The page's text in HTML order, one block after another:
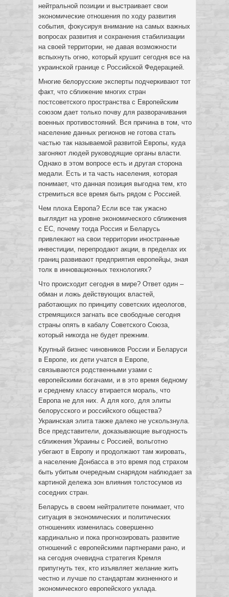
нейтральной позиции и выстраивает свои
экономические отношения по ходу развития
события, фокусируя внимание на самых важных
вопросах развития и сохранения стабилизации
на своей территории, не давая возможности
вспыхнуть огню, который крушит сегодня все на
украинской границе с Российской Федерацией.
Многие белорусские эксперты подчеркивают тот
факт, что сближение многих стран
постсоветского пространства с Европейским
союзом дает только почву для разворачивания
военных противостояний. Вся причина в том, что
население данных регионов не готова стать
частью так называемой развитой Европы, куда
загоняют людей руководящие органы власти.
Однако в этом вопросе есть и другая сторона
медали. Есть и та часть населения, которая
понимает, что данная позиция выгодна тем, кто
стремиться все время быть рядом с Россией.
Чем плоха Европа? Если все так ужасно
выглядит на уровне экономического сближения
с ЕС, почему тогда Россия и Беларусь
привлекают на свои территории иностранные
инвестиции, перепродают акции, в пределах их
границ развивают предприятия европейцы, зная
толк в инновационных технологиях?
Что происходит сегодня в мире? Ответ один –
обман и ложь действующих властей,
работающих по принципу советских идеологов,
стремящихся загнать все свободные сегодня
страны опять в кабалу Советского Союза,
который никогда не будет прежним.
Крупный бизнес чиновников России и Беларуси
в Европе, их дети учатся в Европе,
связываются родственными узами с
европейскими богачами, и в это время бедному
и среднему классу втирается мораль, что
Европа не для них. А для кого, для элиты
белорусского и российского общества?
Украинская элита также далеко не ускользнула.
Все представители, доказывающие выгодность
сближения Украины с Россией, вольготно
убегают в Европу и продолжают там жировать,
а население Донбасса в это время под страхом
быть убитым очередным снарядом наблюдает за
картиной дележа зон влияния толстосумов из
соседних стран.
Беларусь в своем нейтралитете понимает, что
ситуация в экономических и политических
отношениях изменилась совершенно
кардинально и пока прогнозировать развитие
отношений с европейскими партнерами рано, и
на сегодня очевидна стратегия Кремля
припугнуть тех, кто изъявляет желание жить
честно и лучше по стандартам жизненного и
экономического европейского уклада.